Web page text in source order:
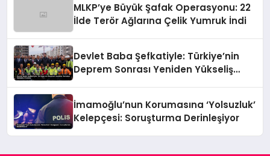
MLKP’ye Büyük Şafak Operasyonu: 22
İlde Terör Ağlarına Çelik Yumruk İndi
Devlet Baba Şefkatiyle: Türkiye’nin
Deprem Sonrası Yeniden Yükseliş
İmamoğlu’nun Korumasına ‘Yolsuzluk’
Kelepçesi: Soruşturma Derinleşiyor